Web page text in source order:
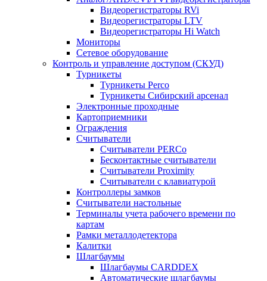
Видеорегистраторы RVi
Видеорегистраторы LTV
Видеорегистраторы Hi Watch
Мониторы
Сетевое оборудование
Контроль и управление доступом (СКУД)
Турникеты
Турникеты Perco
Турникеты Сибирский арсенал
Электронные проходные
Картоприемники
Ограждения
Считыватели
Считыватели PERCo
Бесконтактные считыватели
Считыватели Proximity
Считыватели с клавиатурой
Контроллеры замков
Считыватели настольные
Терминалы учета рабочего времени по
картам
Рамки металлодетектора
Калитки
Шлагбаумы
Шлагбаумы CARDDEX
Автоматические шлагбаумы